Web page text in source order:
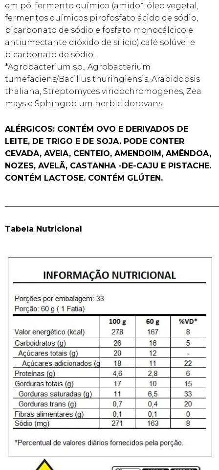
em pó, fermento químico (amido*, óleo vegetal,
fermentos químicos pirofosfato ácido de sódio,
bicarbonato de sódio e fosfato monocálcico e
antiumectante dióxido de silício),café solúvel e
bicarbonato de sódio.
*Agrobacterium sp., Agrobacterium
tumefaciens/Bacillus thuringiensis, Arabidopsis
thaliana, Streptomyces viridochromogenes, Zea
mays e Sphingobium herbicidorovans.
ALÉRGICOS: CONTÉM OVO E DERIVADOS DE
LEITE, DE TRIGO E DE SOJA. PODE CONTER
CEVADA, AVEIA, CENTEIO, AMENDOIM, AMÊNDOA,
NOZES, AVELÃ, CASTANHA -DE-CAJU E PISTACHE.
CONTÉM LACTOSE. CONTÉM GLÚTEN.
Tabela Nutricional